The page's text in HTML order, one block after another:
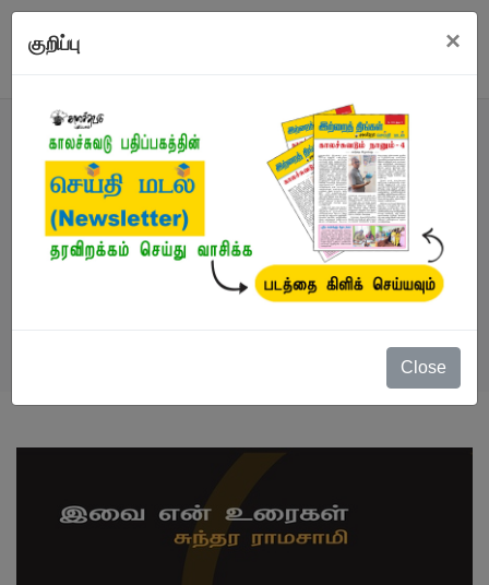
குறிப்பு ×
Close
நூல்கள் / விருதுபெற்ற எழுத்தாளர் / இவை என்
உரைகள்